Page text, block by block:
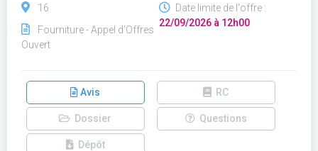
16
Fourniture - Appel d'Offres
Ouvert
Date limite de l'offre :
22/09/2026 à 12h00
Avis RC
Dossier Questions
Dépôt